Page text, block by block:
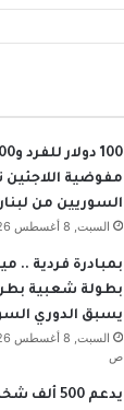
مفوضية اللاجئين
السوريين من
السبت, 8 أغسطس 2026, 1:19 م
بطولة شعبية
يسبق الدوري
ص
يدعم 500